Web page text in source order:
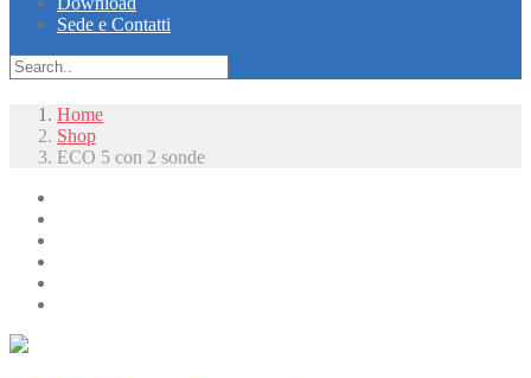
Sede e Contatti
Home
Shop
ECO 5 con 2 sonde